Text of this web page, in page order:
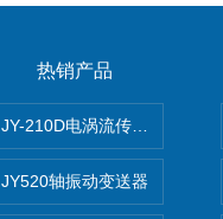
热销产品
JY-210D电涡流传感器
JY520轴振动变送器